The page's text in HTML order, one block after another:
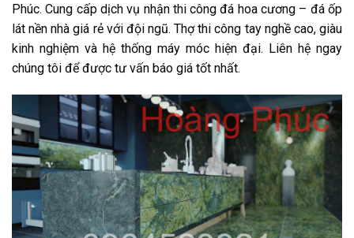
Phúc. Cung cấp dịch vụ nhận thi công đá hoa cương – đá ốp
lát nền nhà giá rẻ với đội ngũ. Thợ thi công tay nghề cao, giàu
kinh nghiệm và hệ thống máy móc hiện đại. Liên hệ ngay
chúng tôi để được tư vấn báo giá tốt nhất.